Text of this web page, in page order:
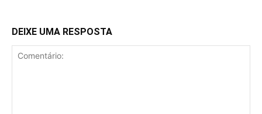
DEIXE UMA RESPOSTA